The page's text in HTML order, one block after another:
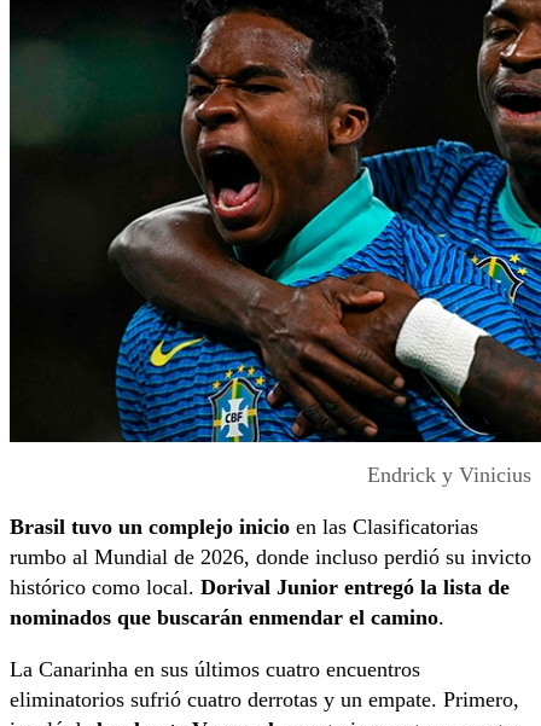
Endrick y Vinicius
Brasil tuvo un complejo inicio en las Clasificatorias
rumbo al Mundial de 2026, donde incluso perdió su invicto
histórico como local. Dorival Junior entregó la lista de
nominados que buscarán enmendar el camino.
La Canarinha en sus últimos cuatro encuentros
eliminatorios sufrió cuatro derrotas y un empate. Primero,